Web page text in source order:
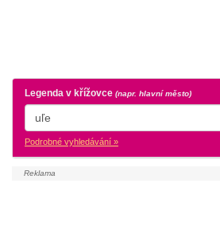
Legenda v křížovce (napr. hlavní město)
Podrobné vyhledávání »